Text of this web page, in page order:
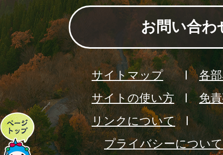
ペ
ー
お問い合わ
サイトマップ
各
サイトの使い方
免
リンクについて
プライバシーについて